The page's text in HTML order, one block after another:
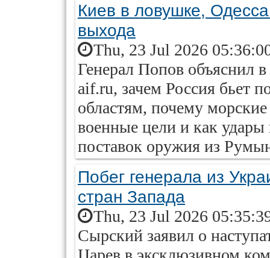
Киев в ловушке,
выхода
Thu, 23 Jul 2026
Генерал Попов объяснил
aif.ru, зачем Россия бьет
областям, почему
военные цели и как
поставок оружия из
Побег генерала из
стран Запада
Thu, 23 Jul 2026
Сырский заявил о